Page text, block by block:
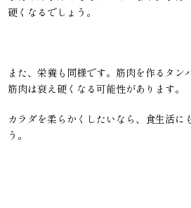
硬くなるでしょう。
また、栄養も同様です。筋肉を作るタン
筋肉は衰え硬くなる可能性があります。
カラダを柔らかくしたいなら、食生活に
う。